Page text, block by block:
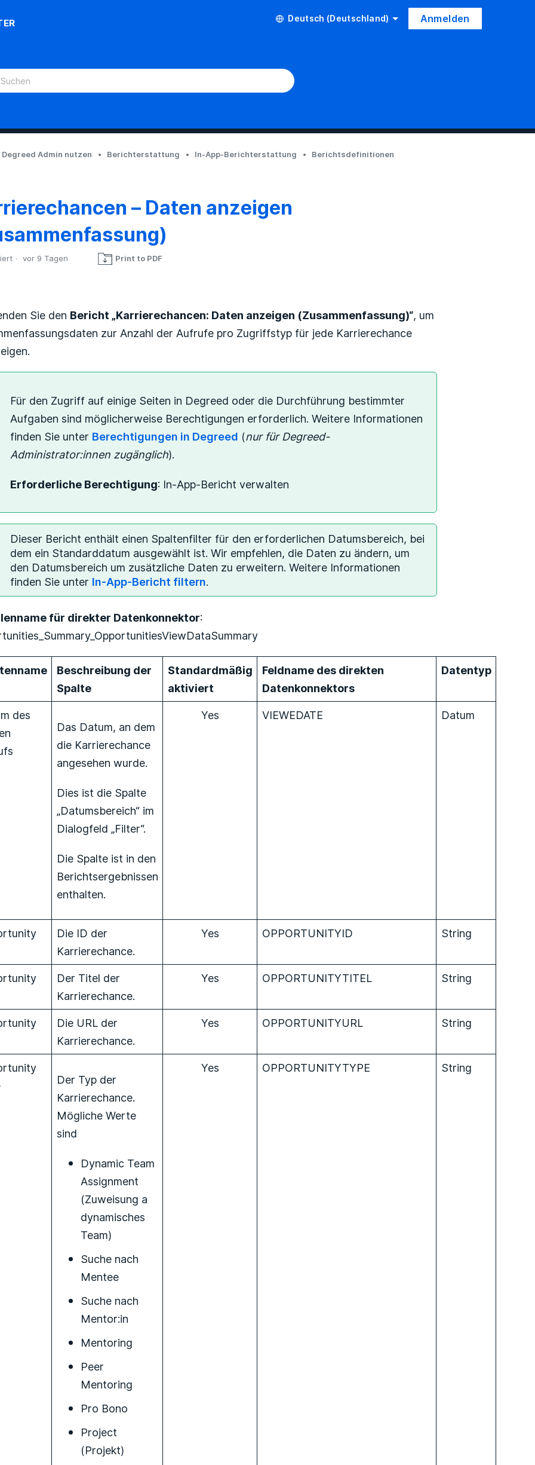
Deutsch (Deutschland) Anmelden
Degreed Admin nutzen Berichterstattung In-App-Berichterstattung Berichtsdefinitionen
– Daten anzeigen
vor 9 Tagen Print to PDF
Sie den Bericht „Karrierechancen: Daten anzeigen (Zusammenfassung)“, um
zur Anzahl der Aufrufe pro Zugriffstyp für jede Karrierechance
Für den Zugriff auf einige Seiten in Degreed oder die Durchführung bestimmter
Aufgaben sind möglicherweise Berechtigungen erforderlich. Weitere Informationen
finden Sie unter Berechtigungen in Degreed (nur für Degreed-
Administrator:innen zugänglich).
Erforderliche Berechtigung: In-App-Bericht verwalten
Dieser Bericht enthält einen Spaltenfilter für den erforderlichen Datumsbereich, bei
dem ein Standarddatum ausgewählt ist. Wir empfehlen, die Daten zu ändern, um
den Datumsbereich um zusätzliche Daten zu erweitern. Weitere Informationen
finden Sie unter In-App-Bericht filtern.
für direkter Datenkonnektor:
Beschreibung der
Spalte
Standardmäßig
aktiviert
Feldname des direkten
Datenkonnektors
Datentyp
des
Das Datum, an dem
die Karrierechance
angesehen wurde.
Dies ist die Spalte
„Datumsbereich“ im
Dialogfeld „Filter“.
Die Spalte ist in den
Berichtsergebnissen
enthalten.
Yes VIEWEDATE Datum
Die ID der
Karrierechance.
Yes OPPORTUNITYID String
Der Titel der
Karrierechance.
Yes OPPORTUNITYTITEL String
Die URL der
Karrierechance.
Yes OPPORTUNITYURL String
Der Typ der
Karrierechance.
Mögliche Werte
sind
Dynamic Team
Assignment
(Zuweisung a
dynamisches
Team)
Suche nach
Mentee
Suche nach
Mentor:in
Mentoring
Peer
Mentoring
Pro Bono
Project
(Projekt)
Yes OPPORTUNITYTYPE String